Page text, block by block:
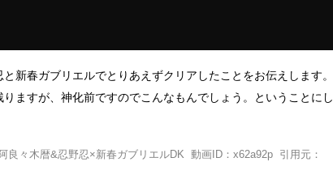
新春ガブリエルでとりあえずクリアしたことをお伝えします。
ますが、神化前ですのでこんなもんでしょう。ということにし
々木暦&忍野忍×新春ガブリエルDK 動画ID：x62a92p 引用元：